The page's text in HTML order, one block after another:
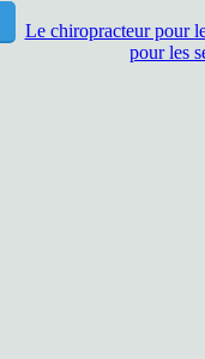
Le chiropracteur pour
pour les